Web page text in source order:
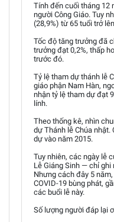
Tính đến cuối tháng 12
người Công Giáo. Tuy
(28,9%) từ 65 tuổi trở
Tốc độ tăng trưởng đã
trưởng đạt 0,2%, thấp
trước đó.
Tỷ lệ tham dự thánh lễ
giáo phận Nam Hàn,
nhận tỷ lệ tham dự đạt
lính.
Theo thống kê, nhìn
dự Thánh lễ Chúa nhật.
dự vào năm 2015.
Tuy nhiên, các ngày lễ
Lễ Giáng Sinh — chỉ ghi
Nhưng cách đây 5
COVID-19 bùng phát,
các buổi lễ này.
Số lượng người đáp lại